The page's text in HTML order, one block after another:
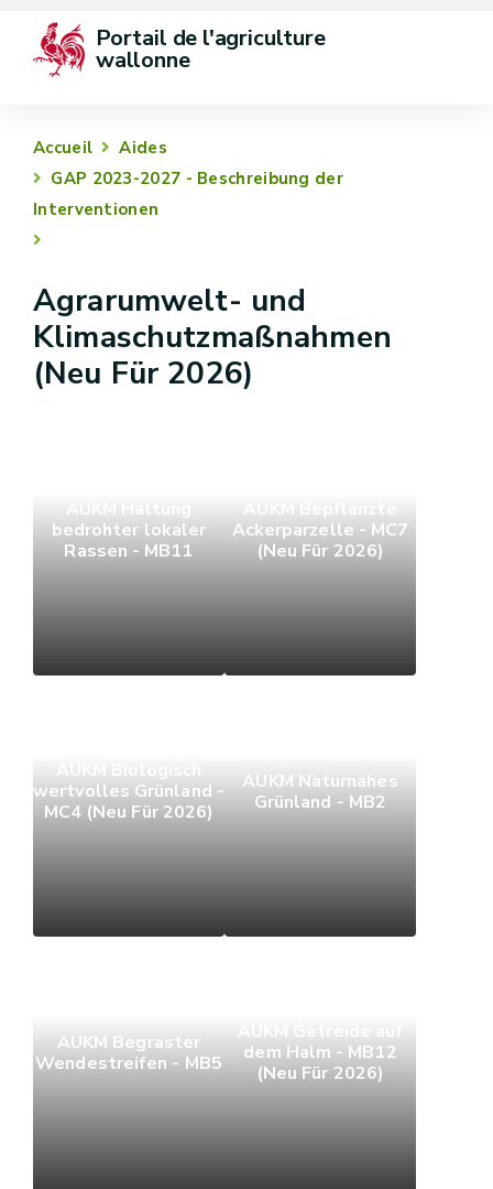
Portail de l'agriculture
wallonne
Accueil
Aides
GAP 2023-2027 - Beschreibung der
Interventionen
Agrarumwelt- und
Klimaschutzmaßnahmen
(Neu Für 2026)
AUKM Haltung
bedrohter lokaler
Rassen - MB11
AUKM Bepflanzte
Ackerparzelle - MC7
(Neu Für 2026)
AUKM Biologisch
wertvolles Grünland -
MC4 (Neu Für 2026)
AUKM Naturnahes
Grünland - MB2
AUKM Begraster
Wendestreifen - MB5
AUKM Getreide auf
dem Halm - MB12
(Neu Für 2026)